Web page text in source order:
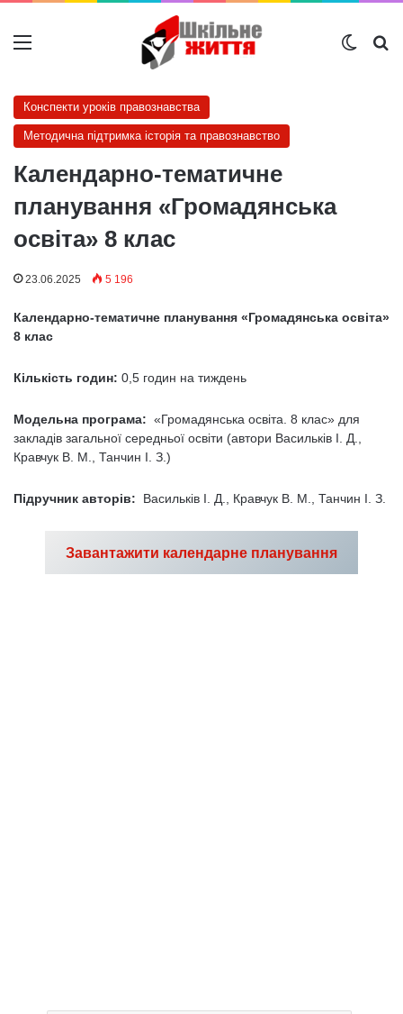
Меню
Конспекти уроків правознавства
Методична підтримка історія та правознавство
Календарно-тематичне
планування «Громадянська
освіта» 8 клас
23.06.2025 5 196
Календарно-тематичне планування «Громадянська освіта»
8 клас
Кількість годин: 0,5 годин на тиждень
Модельна програма: «Громадянська освіта. 8 клас» для
закладів загальної середньої освіти (автори Васильків І. Д.,
Кравчук В. М., Танчин І. З.)
Підручник авторів: Васильків І. Д., Кравчук В. М., Танчин І. З.
Завантажити календарне планування